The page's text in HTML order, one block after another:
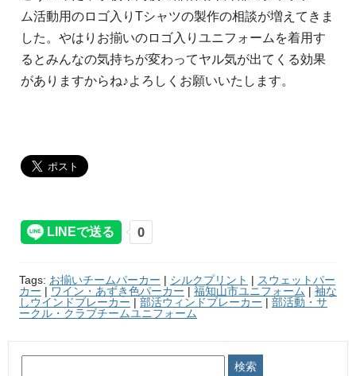
ム活動用のロゴ入りTシャツの製作の相談が増えてきま
した。やはりお揃いのロゴ入りユニフォームを着用す
るとみんなの気持ちが変わってヤル気が出てくる効果
がありますからね♪よろしくお願いいたします。
Tags: お揃いチームパーカー | シルクプリント | スウェットパー
カー | ワイン・あずき色パーカー | 福知山市ユニフォーム | 袖な
しウインドブレーカー | 部活ウィンドブレーカー | 部活動・サ
ークル・クラブチームユニフォーム